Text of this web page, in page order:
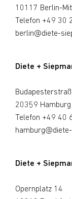
10117 Berlin-
Telefon +49 30
berlin@diete-
Diete +
20359 Hamburg
Telefon +49 40
Diete +
Opernplatz 14